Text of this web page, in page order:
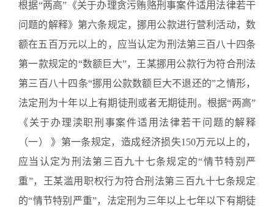
根据“两高”《关于办理贪污贿赂刑事案件适用法律若干
问题的解释》第六条规定，挪用公款进行营利活动，数
额在五百万元以上的，应当认定为刑法第三百八十四条
第一款规定的“数额巨大”，王某挪用公款行为符合刑法
第三百八十四条“挪用公款数额巨大不退还的”之情形，
法定刑为十年以上有期徒刑或者无期徒刑。根据“两高”
《关于办理渎职刑事案件适用法律若干问题的解释
（一） 》第一条规定，造成经济损失150万元以上的，
应当认定为刑法第三百九十七条规定的“情节特别严
重”，王某滥用职权行为符合刑法第三百九十七条规定
的“情节特别严重”，法定刑为三年以上七年以下有期徒